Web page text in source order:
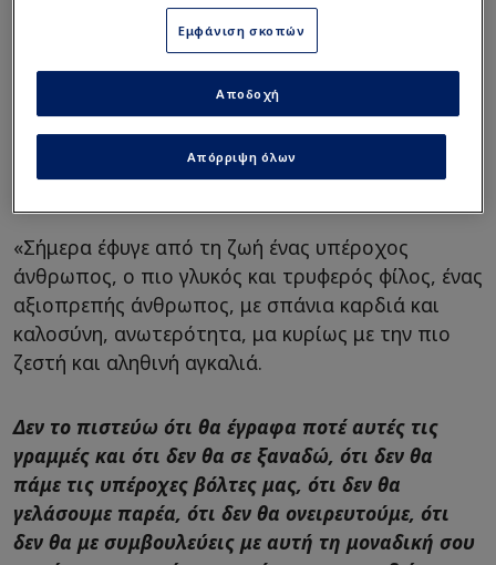
«Σήμερα έφυγε από τη ζωή ένας υπέροχος
άνθρωπος, ο πιο γλυκός και τρυφερός φίλος, ένας
αξιοπρεπής άνθρωπος, με σπάνια καρδιά και
καλοσύνη, ανωτερότητα, μα κυρίως με την πιο
ζεστή και αληθινή αγκαλιά.
Δεν το πιστεύω ότι θα έγραφα ποτέ αυτές τις
γραμμές και ότι δεν θα σε ξαναδώ, ότι δεν θα
πάμε τις υπέροχες βόλτες μας, ότι δεν θα
γελάσουμε παρέα, ότι δεν θα ονειρευτούμε, ότι
δεν θα με συμβουλεύεις με αυτή τη μοναδική σου
Εμφάνιση σκοπών
Απόρριψη όλων
Αποδοχή